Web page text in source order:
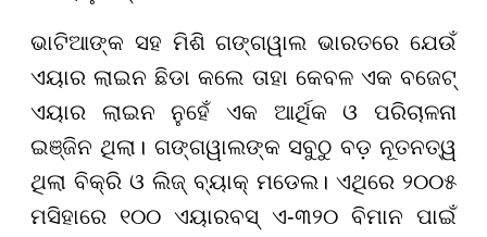
ଭାଟିଆଙ୍କ ସହ ମିଶି ଗଙ୍ଗୱାଲ ଭାରତରେ ଯେଉଁ
ଏୟାର ଲାଇନ ଛିଡା କଲେ ତାହା କେବଳ ଏକ ବଜେଟ୍
ଏୟାର ଲାଇନ ନୁହେଁ ଏକ ଆର୍ଥିକ ଓ ପରିଚାଳନା
ଇଞ୍ଜିନ ଥିଲା। ଗଙ୍ଗୱାଲଙ୍କ ସବୁଠୁ ବଡ଼ ନୂତନତ୍ୱ
ଥିଲା ବିକ୍ରି ଓ ଲିଜ୍ ବ୍ୟାକ୍ ମଡେଲ। ଏଥିରେ ୨୦୦୫
ମସିହାରେ ୧୦୦ ଏୟାରବସ୍ ଏ-୩୨୦ ବିମାନ ପାଇଁ